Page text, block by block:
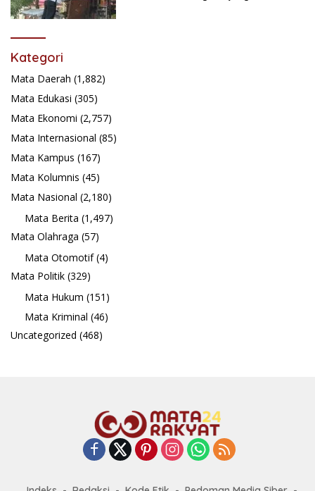
Kategori
Mata Daerah (1,882)
Mata Edukasi (305)
Mata Ekonomi (2,757)
Mata Internasional (85)
Mata Kampus (167)
Mata Kolumnis (45)
Mata Nasional (2,180)
Mata Berita (1,497)
Mata Olahraga (57)
Mata Otomotif(4)
Mata Politik (329)
Mata Hukum (151)
Mata Kriminal (46)
Uncategorized (468)